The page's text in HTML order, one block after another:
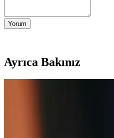
Yorum
Ayrıca Bakınız
Samsung B310 ve Nokia 6310
kullanıcı yorumlarını